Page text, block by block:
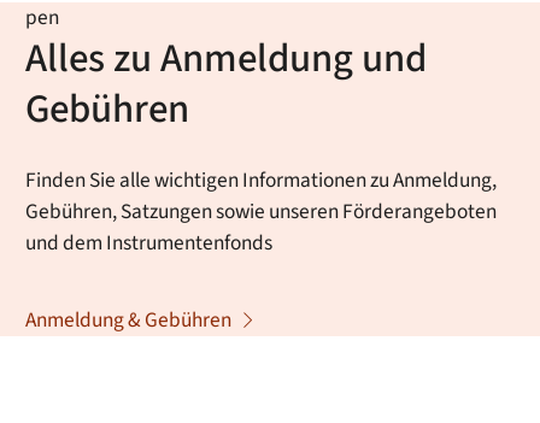
pen
Alles zu Anmeldung und
Gebühren
Finden Sie alle wichtigen Informationen zu Anmeldung,
Gebühren, Satzungen sowie unseren Förderangeboten
und dem Instrumentenfonds
Anmeldung & Gebühren